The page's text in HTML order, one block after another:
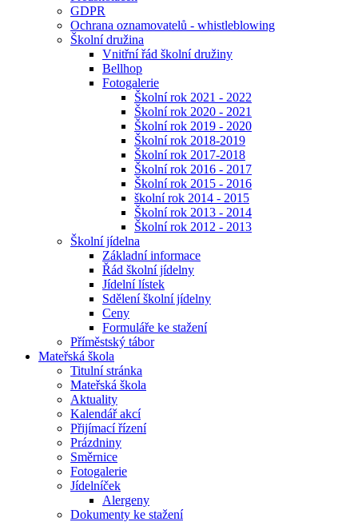
GDPR
Ochrana oznamovatelů - whistleblowing
Školní družina
Vnitřní řád školní družiny
Bellhop
Fotogalerie
Školní rok 2021 - 2022
Školní rok 2020 - 2021
Školní rok 2019 - 2020
Školní rok 2018-2019
Školní rok 2017-2018
Školní rok 2016 - 2017
Školní rok 2015 - 2016
školní rok 2014 - 2015
Školní rok 2013 - 2014
Školní rok 2012 - 2013
Školní jídelna
Základní informace
Řád školní jídelny
Jídelní lístek
Sdělení školní jídelny
Ceny
Formuláře ke stažení
Příměstský tábor
Mateřská škola
Titulní stránka
Mateřská škola
Aktuality
Kalendář akcí
Přijímací řízení
Prázdniny
Směrnice
Fotogalerie
Jídelníček
Alergeny
Dokumenty ke stažení